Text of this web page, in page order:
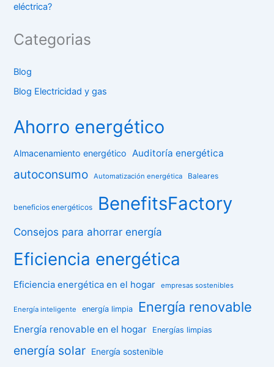
eléctrica?
Categorias
Blog
Blog Electricidad y gas
Ahorro energético
Almacenamiento energético Auditoría energética
autoconsumo Automatización energética Baleares
beneficios energéticos BenefitsFactory
Consejos para ahorrar energía
Eficiencia energética
Eficiencia energética en el hogar empresas sostenibles
Energía inteligente energía limpia Energía renovable
Energía renovable en el hogar Energías limpias
energía solar Energía sostenible